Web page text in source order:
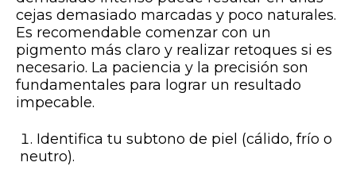
cejas demasiado marcadas y poco naturales.
Es recomendable comenzar con un
pigmento más claro y realizar retoques si es
necesario. La paciencia y la precisión son
fundamentales para lograr un resultado
impecable.
Identifica tu subtono de piel (cálido, frío o
neutro).